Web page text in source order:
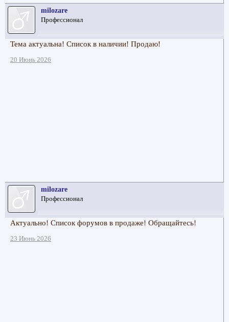
milozare
Профессионал
Тема актуальна! Список в наличии! Продаю!
20 Июнь 2026
milozare
Профессионал
Актуально! Список форумов в продаже! Обращайтесь!
23 Июнь 2026